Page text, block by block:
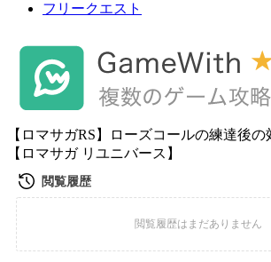
フリークエスト
【ロマサガRS】ローズコールの練達後
【ロマサガ リユニバース】